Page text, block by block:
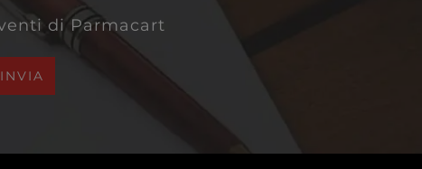
di Parmacart
INVIA